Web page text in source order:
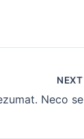
NEXT